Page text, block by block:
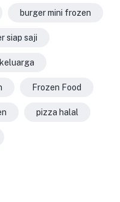
burger mini frozen
siap saji
Frozen Food
pizza halal